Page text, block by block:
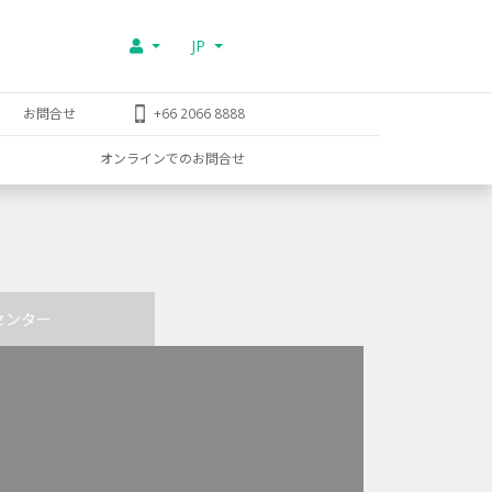
JP
お問合せ +66 2066 8888
オンラインでのお問合せ
ンター